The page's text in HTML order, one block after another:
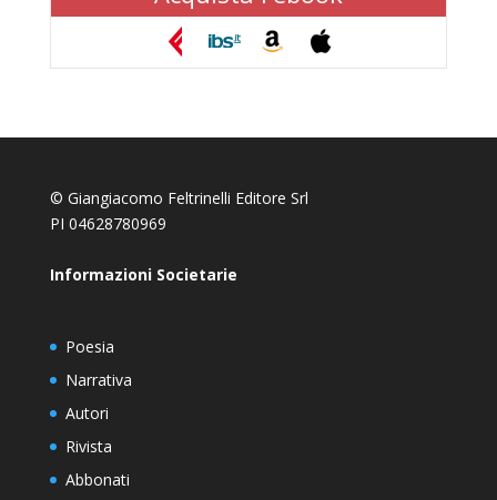
© Giangiacomo Feltrinelli Editore Srl
PI 04628780969
Informazioni Societarie
Poesia
Narrativa
Autori
Rivista
Abbonati